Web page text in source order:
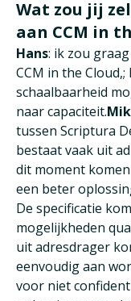
Wat zou jij
aan CCM in
Hans: ik zou
CCM in the
schaalbaarheid
naar capaciteit.
tussen Scriptura
bestaat vaak uit
dit moment
een beter
De specificatie
mogelijkheden
uit adresdrager
eenvoudig aan
voor niet